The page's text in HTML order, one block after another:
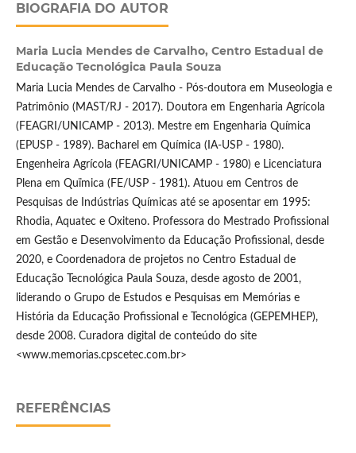
BIOGRAFIA DO AUTOR
Maria Lucia Mendes de Carvalho, Centro Estadual de
Educação Tecnológica Paula Souza
Maria Lucia Mendes de Carvalho - Pós-doutora em Museologia e
Patrimônio (MAST/RJ - 2017). Doutora em Engenharia Agrícola
(FEAGRI/UNICAMP - 2013). Mestre em Engenharia Química
(EPUSP - 1989). Bacharel em Química (IA-USP - 1980).
Engenheira Agrícola (FEAGRI/UNICAMP - 1980) e Licenciatura
Plena em Quïmica (FE/USP - 1981). Atuou em Centros de
Pesquisas de Indústrias Químicas até se aposentar em 1995:
Rhodia, Aquatec e Oxiteno. Professora do Mestrado Profissional
em Gestão e Desenvolvimento da Educação Profissional, desde
2020, e Coordenadora de projetos no Centro Estadual de
Educação Tecnológica Paula Souza, desde agosto de 2001,
liderando o Grupo de Estudos e Pesquisas em Memórias e
História da Educação Profissional e Tecnológica (GEPEMHEP),
desde 2008. Curadora digital de conteúdo do site
<www.memorias.cpscetec.com.br>
REFERÊNCIAS